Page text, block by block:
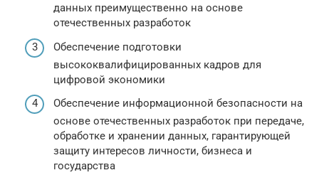
данных преимущественно на основе
отечественных разработок
Обеспечение подготовки
высококвалифицированных кадров для
цифровой экономики
Обеспечение информационной безопасности на
основе отечественных разработок при передаче,
обработке и хранении данных, гарантирующей
защиту интересов личности, бизнеса и
государства